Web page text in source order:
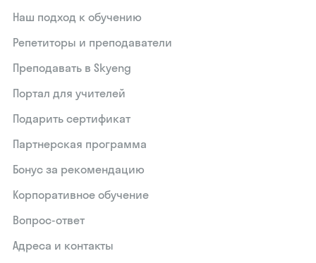
Наш подход к обучению
Репетиторы и преподаватели
Преподавать в Skyeng
Портал для учителей
Подарить сертификат
Партнерская программа
Бонус за рекомендацию
Корпоративное обучение
Вопрос-ответ
Адреса и контакты